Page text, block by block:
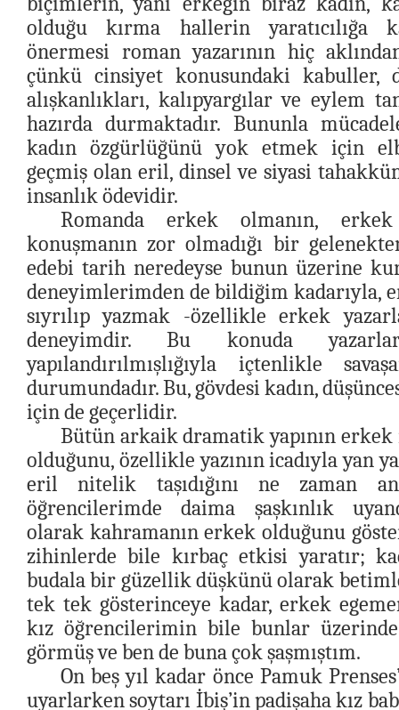
olduğu kırma hallerin yaratıcılığa
önermesi roman yazarının hiç
çünkü cinsiyet konusundaki kabuller,
alışkanlıkları, kalıpyargılar ve eylem
hazırda durmaktadır. Bununla
kadın özgürlüğünü yok etmek için
geçmiş olan eril, dinsel ve siyasi
insanlık ödevidir.
Romanda erkek olmanın,
konuşmanın zor olmadığı bir
edebi tarih neredeyse bunun üzerine
deneyimlerimden de bildiğim kadarıyla,
sıyrılıp yazmak -özellikle erkek
deneyimdir. Bu konuda
yapılandırılmışlığıyla içtenlikle
durumundadır. Bu, gövdesi kadın,
için de geçerlidir.
Bütün arkaik dramatik yapının
olduğunu, özellikle yazının icadıyla yan
eril nitelik taşıdığını ne zaman
öğrencilerimde daima şaşkınlık
olarak kahramanın erkek olduğunu
zihinlerde bile kırbaç etkisi yaratır;
budala bir güzellik düşkünü olarak
tek tek gösterinceye kadar, erkek
kız öğrencilerimin bile bunlar üzerinde
görmüş ve ben de buna çok şaşmıştım.
On beş yıl kadar önce Pamuk
uyarlarken soytarı İbiş’in padişaha kız